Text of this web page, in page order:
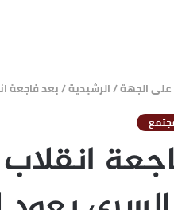
الجهة/الرشيدية/بعد فاجعة انقلاب بيكوب